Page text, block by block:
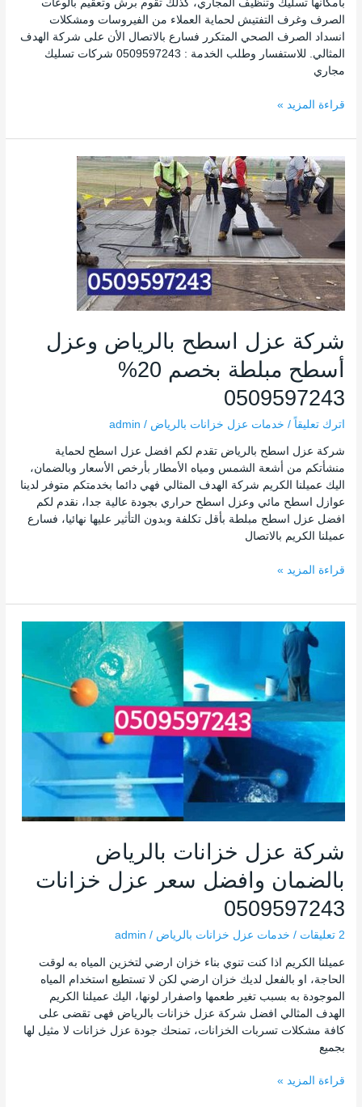
بامكانها تسليك وتنظيف المجاري، كذلك تقوم برش وتعقيم بالوعات
الصرف وغرف التفتيش لحماية العملاء من الفيروسات ومشكلات
انسداد الصرف الصحي المتكرر فسارع بالاتصال الأن على شركة الهدف
المثالي. للاستفسار وطلب الخدمة : 0509597243 شركات تسليك
مجاري
قراءة المزيد »
شركة عزل اسطح بالرياض وعزل
أسطح مبلطة بخصم 20%
0509597243
اترك تعليقاً / خدمات عزل خزانات بالرياض /
admin
شركة عزل اسطح بالرياض تقدم لكم افضل عزل اسطح لحماية
منشأتكم من أشعة الشمس ومياه الأمطار بأرخص الأسعار وبالضمان،
اليك عميلنا الكريم شركة الهدف المثالي فهي دائما بخدمتكم متوفر لدينا
عوازل اسطح مائي وعزل اسطح حراري بجودة عالية جدا، نقدم لكم
افضل عزل اسطح مبلطة بأقل تكلفة وبدون التأثير عليها نهائيا، فسارع
عميلنا الكريم بالاتصال
شركة
عزل
اسطح
بالرياض
وعزل
أسطح
مبلطة
بخصم
20%
قراءة المزيد »
شركة عزل خزانات بالرياض
بالضمان وافضل سعر عزل خزانات
0509597243
2 تعليقات / خدمات عزل خزانات بالرياض /
admin
عميلنا الكريم اذا كنت تنوي بناء خزان ارضي لتخزين المياه به لوقت
الحاجة، او بالفعل لديك خزان ارضي لكن لا تستطيع استخدام المياه
الموجودة به بسبب تغير طعمها واصفرار لونها، اليك عميلنا الكريم
الهدف المثالي افضل شركة عزل خزانات بالرياض فهى تقضى على
كافة مشكلات تسربات الخزانات، تمنحك جودة عزل خزانات لا مثيل لها
بجميع
بالضمان
وافضل
عزل
خزانات
0509597243
قراءة المزيد »